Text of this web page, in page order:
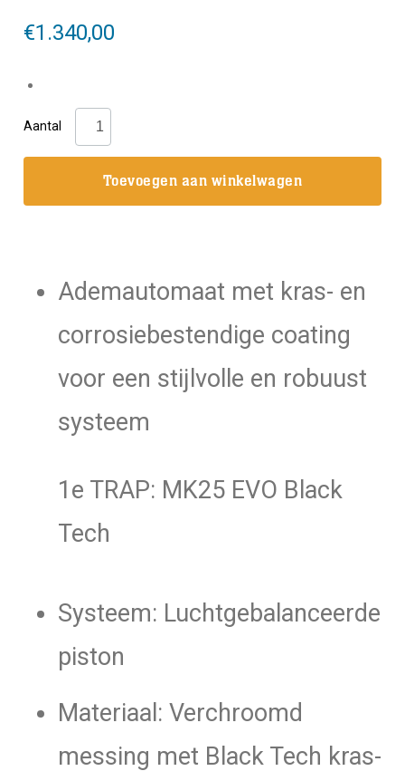
€1.340,00
Aantal
Scubapro:
MK25
Tech
Toevoegen aan winkelwagen
Ademautomaat met kras- en
corrosiebestendige coating
voor een stijlvolle en robuust
systeem
1e TRAP: MK25 EVO Black
Tech
Systeem: Luchtgebalanceerde
piston
Materiaal: Verchroomd
messing met Black Tech kras-